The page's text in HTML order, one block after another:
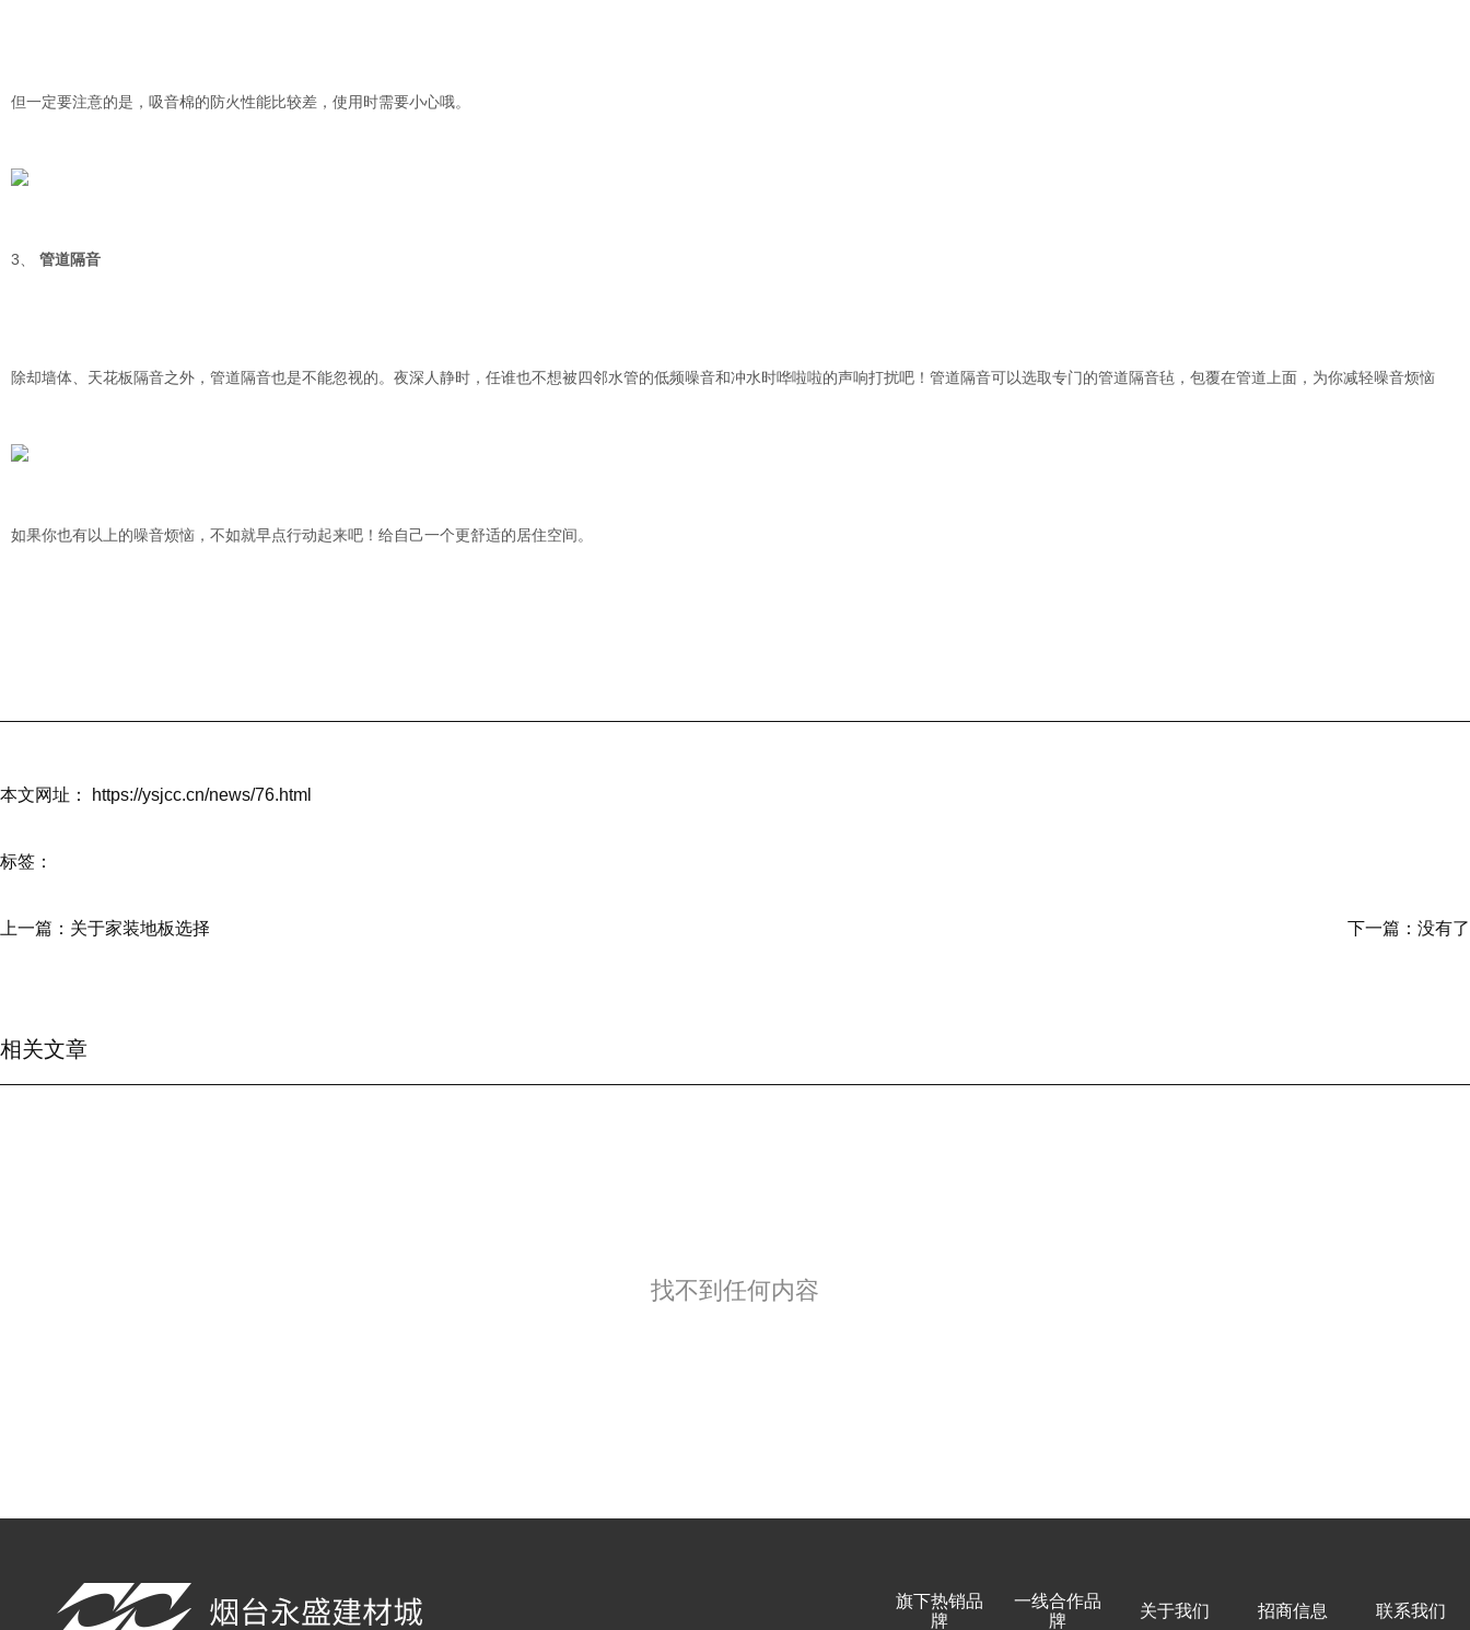
但一定要注意的是，吸音棉的防火性能比较差，使用时需要小心哦。
3、 管道隔音
除却墙体、天花板隔音之外，管道隔音也是不能忽视的。夜深人静时，任谁也不想被四邻水管的低频噪音和冲水时哗啦啦的声响打扰吧！管道隔音可以选取专门的管道隔音毡，包覆在管道上面，为你减轻噪音烦恼
如果你也有以上的噪音烦恼，不如就早点行动起来吧！给自己一个更舒适的居住空间。
本文网址： https://ysjcc.cn/news/76.html
标签：
上一篇： 关于家装地板选择 下一篇： 没有了
相关文章
找不到任何内容
旗下热销品
牌
一线合作品
牌
关于我们 招商信息 联系我们